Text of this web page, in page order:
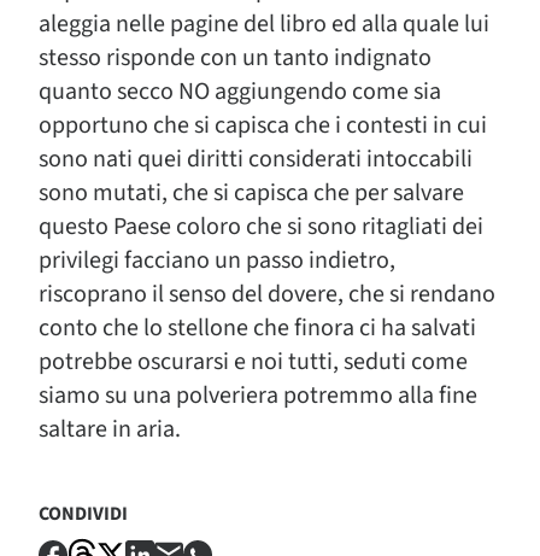
aleggia nelle pagine del libro ed alla quale lui
stesso risponde con un tanto indignato
quanto secco NO aggiungendo come sia
opportuno che si capisca che i contesti in cui
sono nati quei diritti considerati intoccabili
sono mutati, che si capisca che per salvare
questo Paese coloro che si sono ritagliati dei
privilegi facciano un passo indietro,
riscoprano il senso del dovere, che si rendano
conto che lo stellone che finora ci ha salvati
potrebbe oscurarsi e noi tutti, seduti come
siamo su una polveriera potremmo alla fine
saltare in aria.
CONDIVIDI